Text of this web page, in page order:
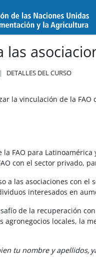
las
DETALLES DEL CURSO
la vinculación de la
la FAO para
con el sector privado,
a las asociaciones con
interesados en
de la recuperación
agronegocios locales, la
tu nombre y apellidos,